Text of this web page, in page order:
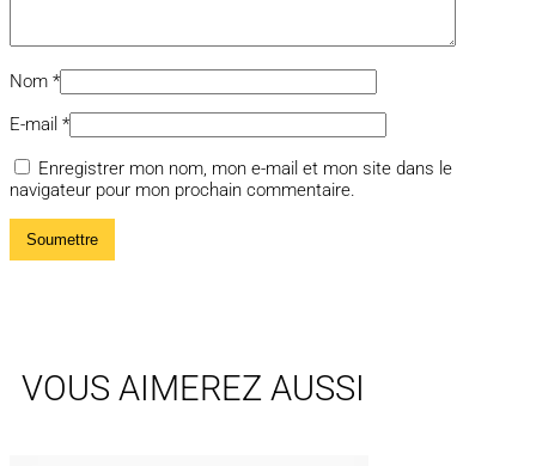
Nom *
E-mail *
Enregistrer mon nom, mon e-mail et mon site dans le
navigateur pour mon prochain commentaire.
VOUS AIMEREZ AUSSI